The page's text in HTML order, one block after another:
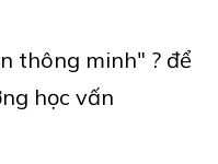
thông minh" ? để
học vấn